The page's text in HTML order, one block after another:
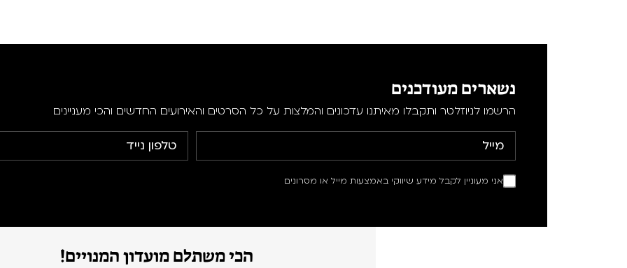
נשארים מעודכנים
הרשמו לניוזלטר ותקבלו מאיתנו עדכונים והמלצות על כל הסרטים והאירועים החדשים והכי מעניינים
אני מעוניין לקבל מידע שיווקי באמצעות מייל או מסרונים
הכי משתלם מועדון המנויים!